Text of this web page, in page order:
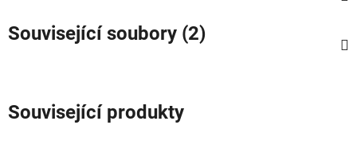
Související soubory (2)
Související produkty